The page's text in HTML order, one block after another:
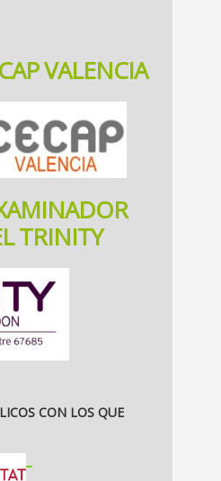
VALENCIA
TRINITY
CON LOS QUE